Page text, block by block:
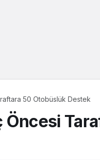
50 Otobüslük Destek
Öncesi